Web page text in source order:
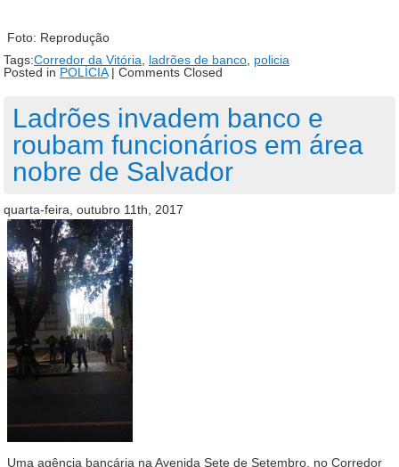
Foto: Reprodução
Tags:Corredor da Vitória, ladrões de banco, policia
Posted in POLÍCIA| Comments Closed
Ladrões invadem banco e
roubam funcionários em área
nobre de Salvador
quarta-feira, outubro 11th, 2017
Uma agência bancária na Avenida Sete de Setembro, no Corredor